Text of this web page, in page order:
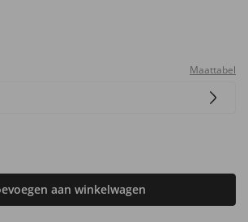
Maattabel
aan winkelwagen